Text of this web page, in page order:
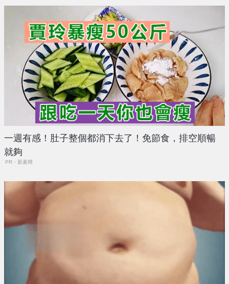
一週有感！肚子整個都消下去了！免節食，排空順暢
就夠
PR・新素簡